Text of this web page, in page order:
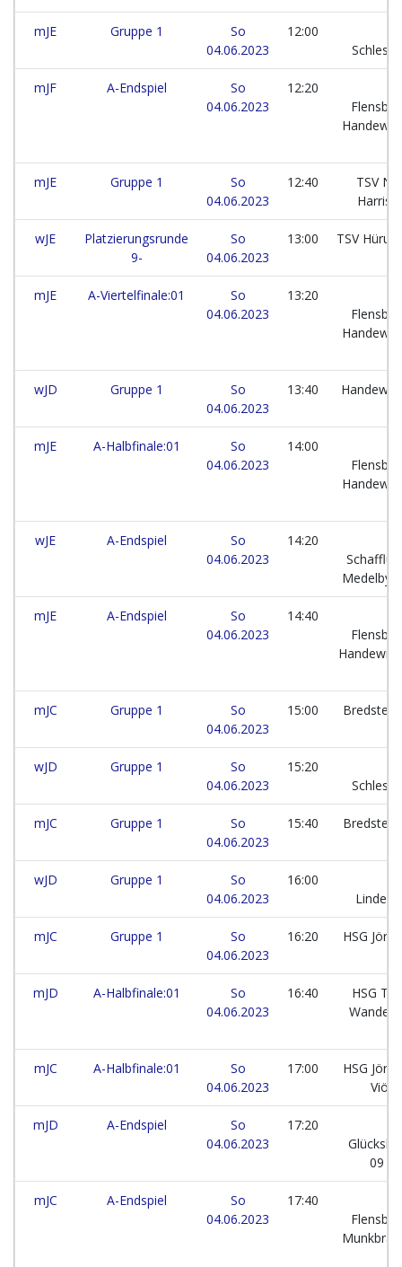
mJE Gruppe 1
So
04.06.2023
12:00
mJF A-Endspiel
So
04.06.2023
12:20
mJE Gruppe 1
So
04.06.2023
12:40
TSV
wJE
Platzierungsrunde
9-
So
04.06.2023
13:00 TSV
mJE A-Viertelfinale:01
So
04.06.2023
13:20
wJD Gruppe 1
So
04.06.2023
13:40
mJE A-Halbfinale:01
So
04.06.2023
14:00
wJE A-Endspiel
So
04.06.2023
14:20
Medelby
mJE A-Endspiel
So
04.06.2023
14:40
mJC Gruppe 1
So
04.06.2023
15:00
wJD Gruppe 1
So
04.06.2023
15:20
mJC Gruppe 1
So
04.06.2023
15:40
wJD Gruppe 1
So
04.06.2023
16:00
mJC Gruppe 1
So
04.06.2023
16:20
HSG Jörl-
mJD A-Halbfinale:01
So
04.06.2023
16:40
HSG
mJC A-Halbfinale:01
So
04.06.2023
17:00
HSG Jörl-
Viöl
mJD A-Endspiel
So
04.06.2023
17:20
09 I
mJC A-Endspiel
So
04.06.2023
17:40